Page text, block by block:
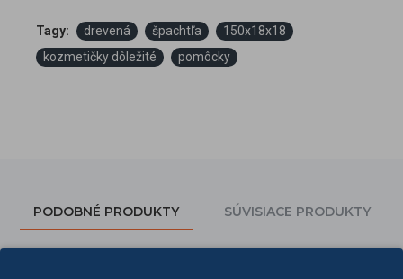
Tagy: drevená špachtľa
150x18x18
kozmetičky dôležité
pomôcky
PODOBNÉ PRODUKTY SÚVISIACE PRODUKTY